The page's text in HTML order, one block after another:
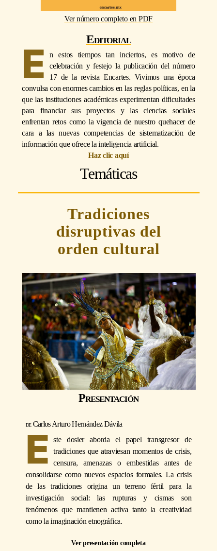
Ver número completo en PDF
Editorial
E
n estos tiempos tan inciertos, es motivo de
celebración y festejo la publicación del número
17 de la revista Encartes. Vivimos una época
convulsa con enormes cambios en las reglas políticas, en la
que las instituciones académicas experimentan dificultades
para financiar sus proyectos y las ciencias sociales
enfrentan retos como la vigencia de nuestro quehacer de
cara a las nuevas competencias de sistematización de
información que ofrece la inteligencia artificial.
Haz clic aquí
Temáticas
Tradiciones
disruptivas del
orden cultural
Presentación
Carlos Arturo Hernández Dávila
E
ste dosier aborda el papel transgresor de
tradiciones que atraviesan momentos de crisis,
censura, amenazas o embestidas antes de
consolidarse como nuevos espacios formales. La crisis
de las tradiciones origina un terreno fértil para la
investigación social: las rupturas y cismas son
fenómenos que mantienen activa tanto la creatividad
como la imaginación etnográfica.
Ver presentación completa